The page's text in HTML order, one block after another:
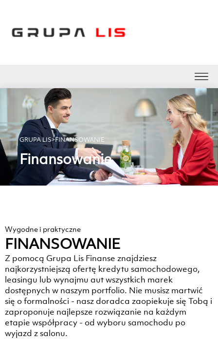
GRUPA LIS>FINANSOWANIE
Finansowanie
Wygodne i praktyczne
FINANSOWANIE
Z pomocą Grupa Lis Finanse znajdziesz
najkorzystniejszą ofertę kredytu samochodowego,
leasingu lub wynajmu aut wszystkich marek
dostępnych w naszym portfolio. Nie musisz martwić
się o formalności - nasz doradca zaopiekuje się Tobą i
zaproponuje najlepsze rozwiązanie na każdym
etapie współpracy - od wyboru samochodu po
wyjazd z salonu.